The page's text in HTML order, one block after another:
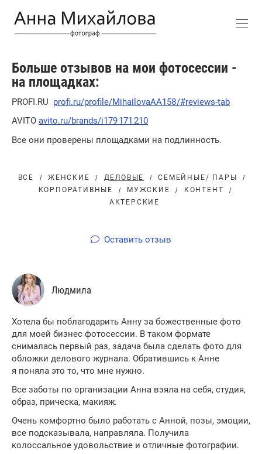
Больше отзывов на мои фотосессии -
на площадках:
РROFI.RU profi.ru/profile/MihailovaAA158/#reviews-tab
AVITO avito.ru/brands/i179 171 210
Все они проверены площадками на подлинность.
ВСЕ ЖЕНСКИЕ ДЕЛОВЫЕ
СЕМЕЙНЫЕ/ ПАРЫ
КОРПОРАТИВНЫЕ
МУЖСКИЕ
КОНТЕНТ
АКТЕРСКИЕ
Оставить отзыв
Людмила
Хотела бы поблагодарить Анну за божественные фото
для моей бизнес фотосессии. В таком формате
снималась первый раз, задача была сделать фото для
обложки делового журнала. Обратившись к Анне
я поняла это то, что мне нужно.
Все заботы по организации Анна взяла на себя, студия,
образ, прическа, макияж.
Очень комфортно было работать с Анной, позы, эмоции,
все подсказывала, направляла. Получила
колоссальное удовольствие и отличные фотографии.